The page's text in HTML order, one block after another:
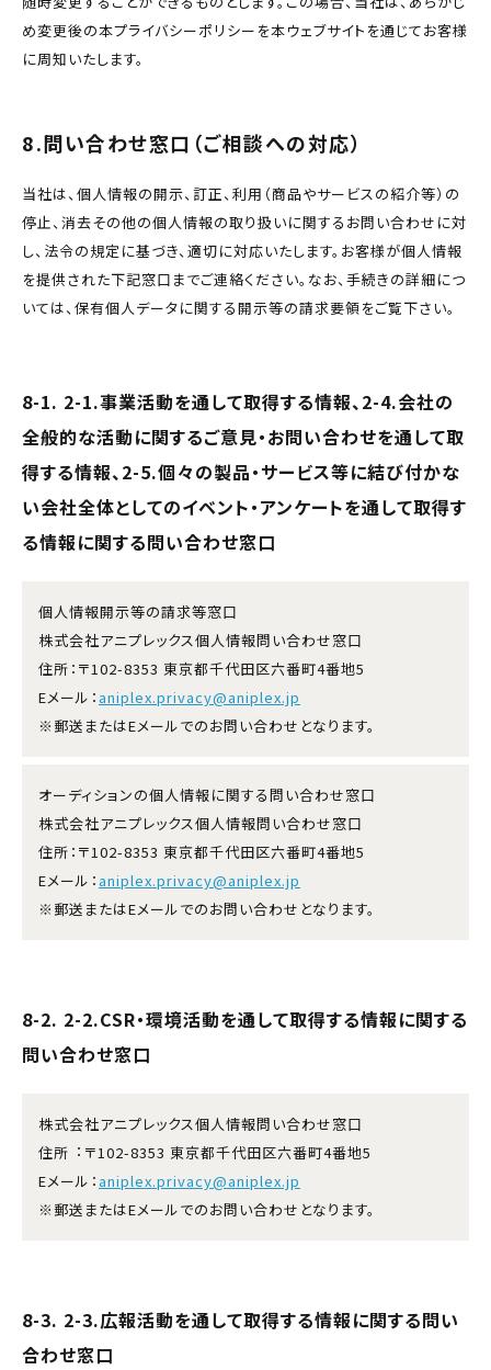
め変更後の本プライバシーポリシーを本ウェブサイトを通じてお客様
に周知いたします。
8.問い合わせ窓口（ご相談への対応）
当社は、個人情報の開示、訂正、利用（商品やサービスの紹介等）の
停止、消去その他の個人情報の取り扱いに関するお問い合わせに対
し、法令の規定に基づき、適切に対応いたします。お客様が個人情報
を提供された下記窓口までご連絡ください。なお、手続きの詳細につ
いては、保有個人データに関する開示等の請求要領をご覧下さい。
8-1. 2-1.事業活動を通して取得する情報、2-4.会社の
全般的な活動に関するご意見・お問い合わせを通して取
得する情報、2-5.個々の製品・サービス等に結び付かな
い会社全体としてのイベント・アンケートを通して取得す
る情報に関する問い合わせ窓口
個人情報開示等の請求等窓口
株式会社アニプレックス個人情報問い合わせ窓口
住所：〒102-8353 東京都千代田区六番町4番地5
Eメール： aniplex.privacy@aniplex.jp
※郵送またはEメールでのお問い合わせとなります。
オーディションの個人情報に関する問い合わせ窓口
株式会社アニプレックス個人情報問い合わせ窓口
住所：〒102-8353 東京都千代田区六番町4番地5
Eメール： aniplex.privacy@aniplex.jp
※郵送またはEメールでのお問い合わせとなります。
8-2. 2-2.CSR・環境活動を通して取得する情報に関する
問い合わせ窓口
株式会社アニプレックス個人情報問い合わせ窓口
住所︓〒102-8353 東京都千代田区六番町4番地5
Eメール： aniplex.privacy@aniplex.jp
※郵送またはEメールでのお問い合わせとなります。
8-3. 2-3.広報活動を通して取得する情報に関する問い
合わせ窓口